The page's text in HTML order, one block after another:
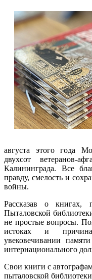
августа этого года
двухсот ветеранов-
Калининграда. Все
правду, смелость и
войны.
Рассказав о книгах,
Пыталовской
не простые вопросы.
истоках и
увековечивании
интернационального
Свои книги с
пыталовской